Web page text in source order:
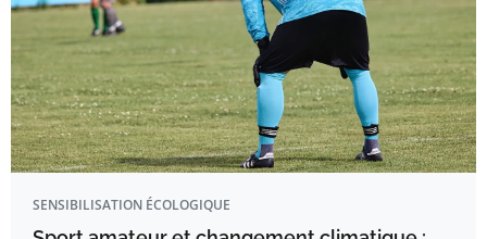
SENSIBILISATION ÉCOLOGIQUE